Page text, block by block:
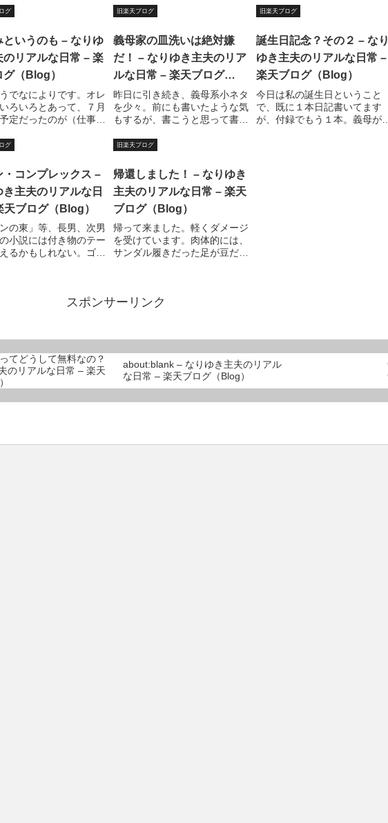
や、はっきりいって狭
幸せと言えることでは
感謝すれば広くなると
でもなく、狭...
ラ金にしてみた。（ゴルゴのテ
が・・・）楽天広場では無
理？？ま、いいだろう。今日は
疲れたから、詳しい内容は明...
いうことでもないのだが。昨日
だったけれども、義母が小松菜
茹でたりインゲン茹でたりし始
めたので、危険な...
グ
というのも – なりゆ
のリアルな日常 – 楽
グ（Blog）
でなによりです。オレ
ろいろとあって、７月
定だったのが（仕事以
てしまった。ま、大事
けないが、事業計画的
り狂ってしまった。し
休みとい...
旧楽天ブログ
義母家の皿洗いは絶対嫌
だ！ – なりゆき主夫のリア
ルな日常 – 楽天ブログ
（Blog）
昨日に引き続き、義母系小ネタ
を少々。前にも書いたような気
もするが、書こうと思って書い
洗い系ネタ。私の実家は中華料
いは経験済みだ。家庭の台所と
いうのは確かに使い使い難い。
皿洗いするにも、...
旧楽天ブログ
誕生日記念？その２ – なり
ゆき主夫のリアルな日常 –
楽天ブログ（Blog）
今日は私の誕生日ということ
で、既に１本日記書いてます
が、付録でもう１本。義母が帰
グ
・コンプレックス –
き主夫のリアルな日
天ブログ（Blog）
ンの東」等、長男、次男
小説には付き物のテー
るかもしれない。ゴス
う十字架を背負う事にな
旧楽天ブログ
帰還しました！ – なりゆき
主夫のリアルな日常 – 楽天
ブログ（Blog）
帰って来ました。軽くダメージ
を受けています。肉体的には、
サンダル履きだった足が豆だら
撲した尻の皮が剥け、大量に飯
スポンサーリンク
てどうして無料なの？
のリアルな日常 – 楽天
about:blank – なりゆき主夫のリアル
な日常 – 楽天ブログ（Blog）